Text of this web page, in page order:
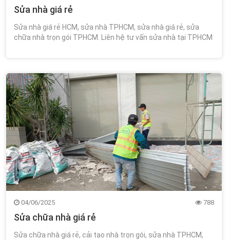
Sửa nhà giá rẻ
Sửa nhà giá rẻ HCM, sửa nhà TPHCM, sửa nhà giá rẻ, sửa
chữa nhà trọn gói TPHCM. Liên hệ tư vấn sửa nhà tại TPHCM
04/06/2025 788
Sửa chữa nhà giá rẻ
Sửa chữa nhà giá rẻ, cải tạo nhà trọn gói, sửa nhà TPHCM,